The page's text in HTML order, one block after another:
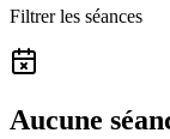
Filtrer les séances
Aucune